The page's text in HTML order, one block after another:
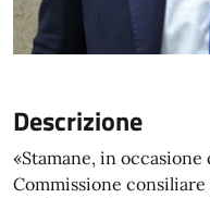
Descrizione
«Stamane, in
Commissione